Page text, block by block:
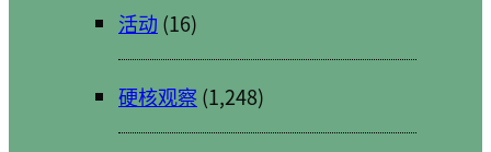
活动 (16)
硬核观察 (1,248)